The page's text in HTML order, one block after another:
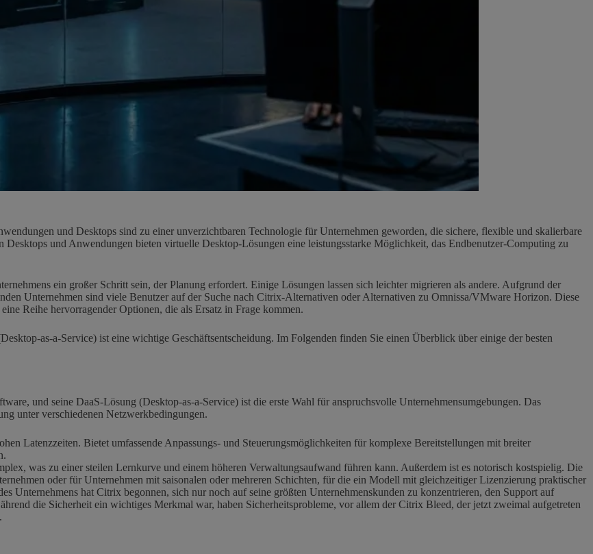
und Desktops sind zu einer unverzichtbaren Technologie für Unternehmen geworden, die sichere, flexible und skalierbare
und Anwendungen bieten virtuelle Desktop-Lösungen eine leistungsstarke Möglichkeit, das Endbenutzer-Computing zu
ein großer Schritt sein, der Planung erfordert. Einige Lösungen lassen sich leichter migrieren als andere. Aufgrund der
Unternehmen sind viele Benutzer auf der Suche nach Citrix-Alternativen oder Alternativen zu Omnissa/VMware Horizon. Diese
Reihe hervorragender Optionen, die als Ersatz in Frage kommen.
as-a-Service) ist eine wichtige Geschäftsentscheidung. Im Folgenden finden Sie einen Überblick über einige der besten
und seine DaaS-Lösung (Desktop-as-a-Service) ist die erste Wahl für anspruchsvolle Unternehmensumgebungen. Das
unter verschiedenen Netzwerkbedingungen.
Latenzzeiten. Bietet umfassende Anpassungs- und Steuerungsmöglichkeiten für komplexe Bereitstellungen mit breiter
was zu einer steilen Lernkurve und einem höheren Verwaltungsaufwand führen kann. Außerdem ist es notorisch kostspielig. Die
oder für Unternehmen mit saisonalen oder mehreren Schichten, für die ein Modell mit gleichzeitiger Lizenzierung praktischer
Unternehmens hat Citrix begonnen, sich nur noch auf seine größten Unternehmenskunden zu konzentrieren, den Support auf
die Sicherheit ein wichtiges Merkmal war, haben Sicherheitsprobleme, vor allem der Citrix Bleed, der jetzt zweimal aufgetreten